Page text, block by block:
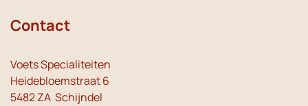
Contact
Voets Specialiteiten
Heidebloemstraat 6
5482 ZA Schijndel